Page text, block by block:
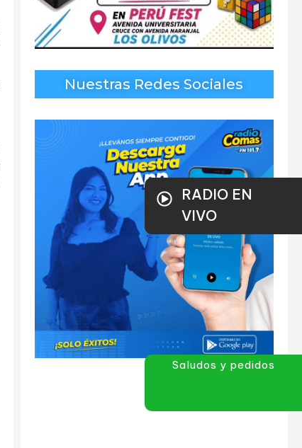
Nuestras Redes Sociales
RADIO EN
VIVO
Saludos y pedidos